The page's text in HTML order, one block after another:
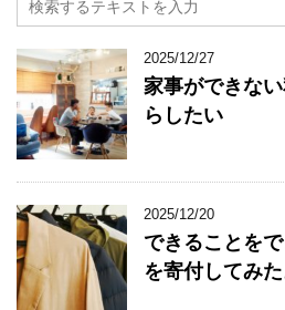
2025/12/27
家事ができな
らしたい
2025/12/20
できることを
を寄付してみた